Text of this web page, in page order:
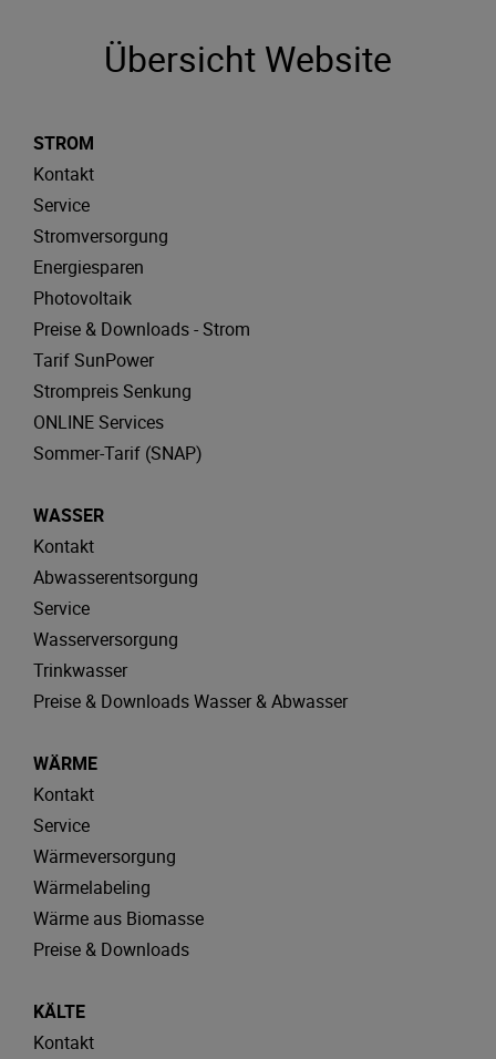
Übersicht Website
STROM
Kontakt
Service
Stromversorgung
Energiesparen
Photovoltaik
Preise & Downloads - Strom
Tarif SunPower
Strompreis Senkung
ONLINE Services
Sommer-Tarif (SNAP)
WASSER
Kontakt
Abwasserentsorgung
Service
Wasserversorgung
Trinkwasser
Preise & Downloads Wasser & Abwasser
WÄRME
Kontakt
Service
Wärmeversorgung
Wärmelabeling
Wärme aus Biomasse
Preise & Downloads
KÄLTE
Kontakt